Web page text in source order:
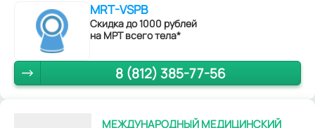
MRT-VSPB
Скидка до 1000 рублей
на МРТ всего тела*
8 (812) 385-77-56
МЕЖДУНАРОДНЫЙ МЕДИЦИНСКИЙ